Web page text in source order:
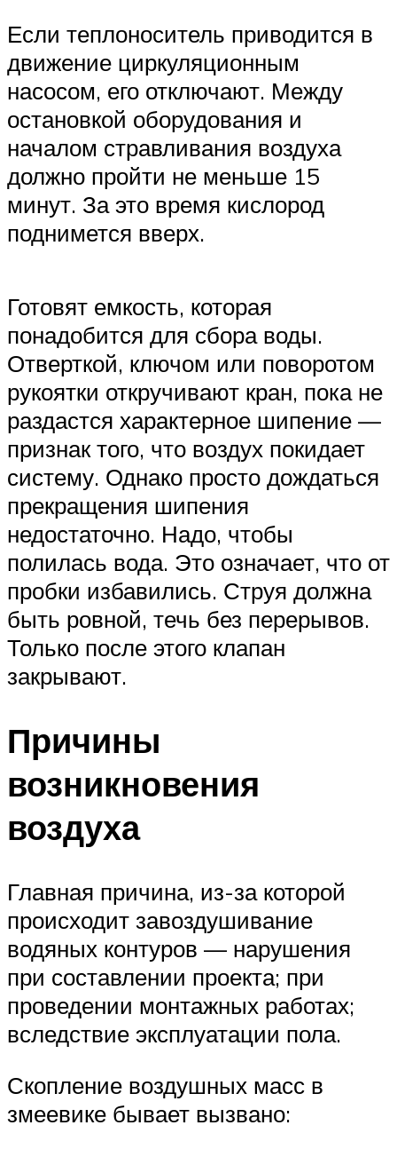
Если теплоноситель приводится в
движение циркуляционным
насосом, его отключают. Между
остановкой оборудования и
началом стравливания воздуха
должно пройти не меньше 15
минут. За это время кислород
поднимется вверх.
Готовят емкость, которая
понадобится для сбора воды.
Отверткой, ключом или поворотом
рукоятки откручивают кран, пока не
раздастся характерное шипение —
признак того, что воздух покидает
систему. Однако просто дождаться
прекращения шипения
недостаточно. Надо, чтобы
полилась вода. Это означает, что от
пробки избавились. Струя должна
быть ровной, течь без перерывов.
Только после этого клапан
закрывают.
Причины
возникновения
воздуха
Главная причина, из-за которой
происходит завоздушивание
водяных контуров — нарушения
при составлении проекта; при
проведении монтажных работах;
вследствие эксплуатации пола.
Скопление воздушных масс в
змеевике бывает вызвано: